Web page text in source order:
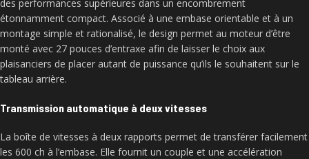
des performances supérieures dans un encombrement
étonnamment compact. Associé à une embase orientable et à un
montage simple et rationalisé, le design permet au moteur d’être
monté avec 27 pouces d’entraxe afin de laisser le choix aux
plaisanciers de placer autant de puissance qu’ils le souhaitent sur le
tableau arrière.
Transmission automatique à deux vitesses
La boîte de vitesses à deux rapports permet de transférer facilement
les 600 ch à l’embase. Elle fournit un couple et une accélération